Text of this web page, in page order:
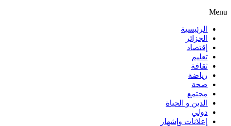
Menu
الرئيسية
الجزائر
إقتصاد
تعليم
ثقافة
رياضة
صحة
مجتمع
الدين و الحياة
دولي
إعلانات وإشهار